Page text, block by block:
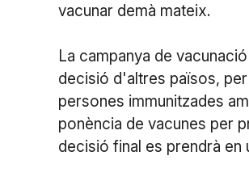
vacunar demà mateix.
La campanya de
decisió d'altres països,
persones immunitzades
ponència de vacunes per
decisió final es prendrà en